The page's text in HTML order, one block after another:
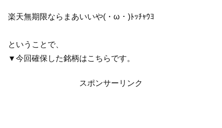
楽天無期限ならまあいいや(・ω・)ﾄｯﾁｬｳﾖ
ということで、
▼今回確保した銘柄はこちらです。
スポンサーリンク